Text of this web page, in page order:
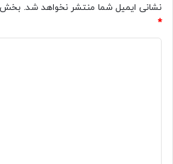
نشانی ایمیل شما منتشر نخواهد شد.
*